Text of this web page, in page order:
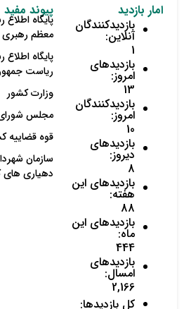
امار بازدید
بازدیدکنندگان
آنلاین:
1
بازدیدهای
امروز:
13
بازدیدکنندگان
امروز:
10
بازدیدهای
دیروز:
8
بازدیدهای این
هفته:
88
بازدیدهای این
ماه:
444
بازدیدهای
امسال:
2,166
کل بازدیدها:
پیوند مفید
پایگاه
معظم رهبری
پایگاه اطلاع
ریاست
وزارت کشور
مجلس
قوه قضاییه
سازمان
دهیاری های